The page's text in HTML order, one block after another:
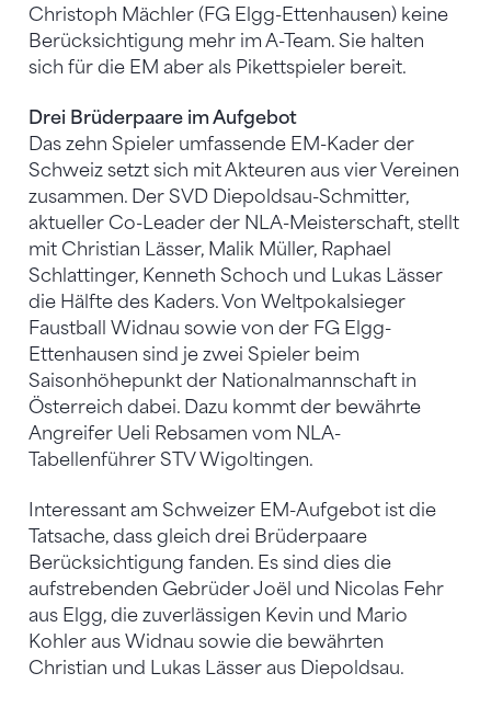
Christoph Mächler (FG Elgg-Ettenhausen) keine
Berücksichtigung mehr im A-Team. Sie halten
sich für die EM aber als Pikettspieler bereit.
Drei Brüderpaare im Aufgebot
Das zehn Spieler umfassende EM-Kader der
Schweiz setzt sich mit Akteuren aus vier Vereinen
zusammen. Der SVD Diepoldsau-Schmitter,
aktueller Co-Leader der NLA-Meisterschaft, stellt
mit Christian Lässer, Malik Müller, Raphael
Schlattinger, Kenneth Schoch und Lukas Lässer
die Hälfte des Kaders. Von Weltpokalsieger
Faustball Widnau sowie von der FG Elgg-
Ettenhausen sind je zwei Spieler beim
Saisonhöhepunkt der Nationalmannschaft in
Österreich dabei. Dazu kommt der bewährte
Angreifer Ueli Rebsamen vom NLA-
Tabellenführer STV Wigoltingen.
Interessant am Schweizer EM-Aufgebot ist die
Tatsache, dass gleich drei Brüderpaare
Berücksichtigung fanden. Es sind dies die
aufstrebenden Gebrüder Joël und Nicolas Fehr
aus Elgg, die zuverlässigen Kevin und Mario
Kohler aus Widnau sowie die bewährten
Christian und Lukas Lässer aus Diepoldsau.